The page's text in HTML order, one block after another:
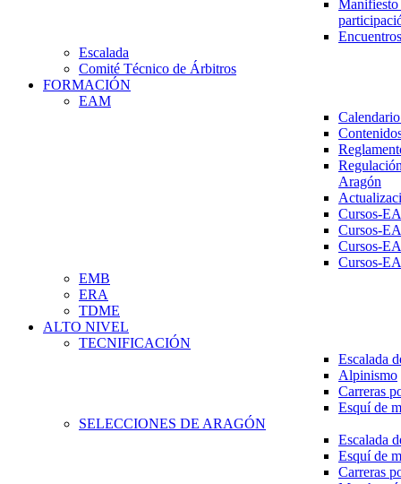
Escalada
Comité Técnico de Árbitros
FORMACIÓN
EAM
Aragón
Cursos-
Cursos-
Cursos-
Cursos-
EMB
ERA
TDME
ALTO NIVEL
TECNIFICACIÓN
Escalada
Alpinismo
Carreras
Esquí de
SELECCIONES DE ARAGÓN
Escalada
Esquí de
Carreras